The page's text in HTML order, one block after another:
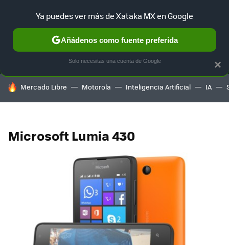
MENÚ NUEVO
GAMING HOME AUTO
HOY SE HABLA DE
Mercado Libre Motorola Inteligencia Artificial IA
Microsoft Lumia 430
×
Ya puedes ver más de Xataka MX en Google
Añádenos como fuente preferida
Solo necesitas una cuenta de Google